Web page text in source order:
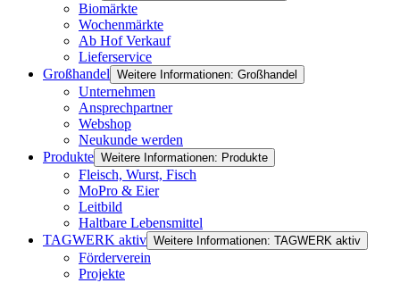
Biomärkte
Wochenmärkte
Ab Hof Verkauf
Lieferservice
Großhandel Weitere Informationen: Großhandel
Unternehmen
Ansprechpartner
Webshop
Neukunde werden
Produkte Weitere Informationen: Produkte
Fleisch, Wurst, Fisch
MoPro & Eier
Leitbild
Haltbare Lebensmittel
TAGWERK aktiv Weitere Informationen: TAGWERK aktiv
Förderverein
Projekte